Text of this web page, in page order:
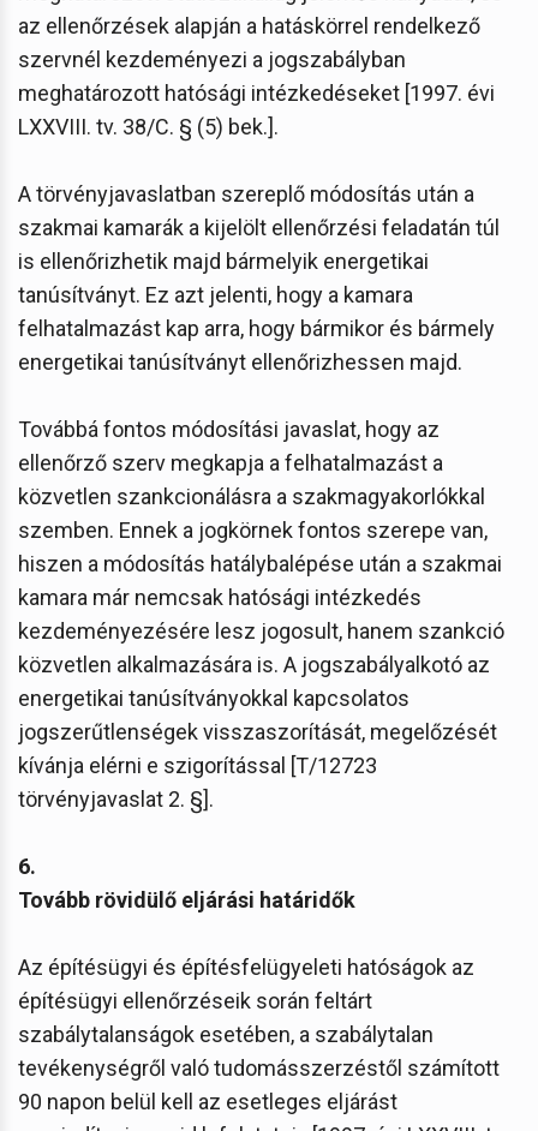
az ellenőrzések alapján a hatáskörrel rendelkező
szervnél kezdeményezi a jogszabályban
meghatározott hatósági intézkedéseket [1997. évi
LXXVIII. tv. 38/C. § (5) bek.].
A törvényjavaslatban szereplő módosítás után a
szakmai kamarák a kijelölt ellenőrzési feladatán túl
is ellenőrizhetik majd bármelyik energetikai
tanúsítványt. Ez azt jelenti, hogy a kamara
felhatalmazást kap arra, hogy bármikor és bármely
energetikai tanúsítványt ellenőrizhessen majd.
Továbbá fontos módosítási javaslat, hogy az
ellenőrző szerv megkapja a felhatalmazást a
közvetlen szankcionálásra a szakmagyakorlókkal
szemben. Ennek a jogkörnek fontos szerepe van,
hiszen a módosítás hatálybalépése után a szakmai
kamara már nemcsak hatósági intézkedés
kezdeményezésére lesz jogosult, hanem szankció
közvetlen alkalmazására is. A jogszabályalkotó az
energetikai tanúsítványokkal kapcsolatos
jogszerűtlenségek visszaszorítását, megelőzését
kívánja elérni e szigorítással [T/12723
törvényjavaslat 2. §].
6.
Tovább rövidülő eljárási határidők
Az építésügyi és építésfelügyeleti hatóságok az
építésügyi ellenőrzéseik során feltárt
szabálytalanságok esetében, a szabálytalan
tevékenységről való tudomásszerzéstől számított
90 napon belül kell az esetleges eljárást